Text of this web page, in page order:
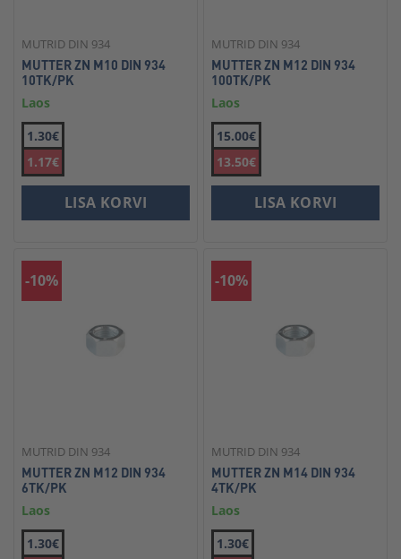
MUTRID DIN 934
MUTTER ZN M10 DIN 934
10TK/PK
Laos
1.30€
1.17€
LISA KORVI
MUTRID DIN 934
MUTTER ZN M12 DIN 934
100TK/PK
Laos
15.00€
13.50€
LISA KORVI
-10%
MUTRID DIN 934
MUTTER ZN M12 DIN 934
6TK/PK
Laos
1.30€
-10%
MUTRID DIN 934
MUTTER ZN M14 DIN 934
4TK/PK
Laos
1.30€